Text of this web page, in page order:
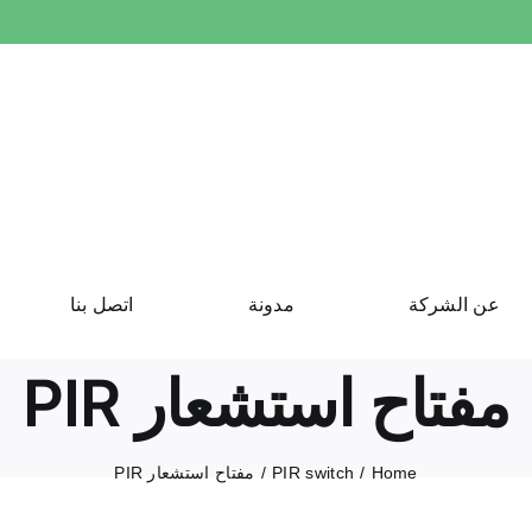
عن الشركة مدونة اتصل بنا
مفتاح استشعار PIR
Home
PIR switch مفتاح استشعار PIR